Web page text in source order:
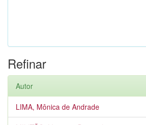
Refinar
Autor
LIMA, Mônica de Andrade